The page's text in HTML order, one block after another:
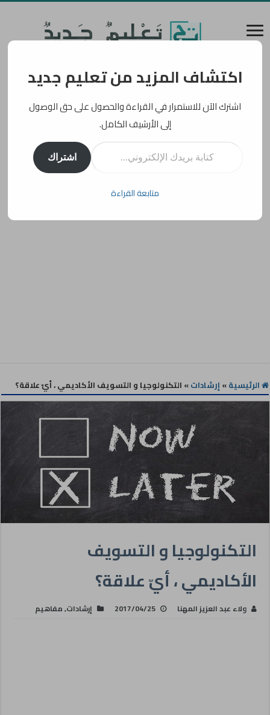
الرئيسية» إرشادات» التكنولوجيا و التسويف الأكاديمي ، أيّ علاقة؟
التكنولوجيا و التسويف
الأكاديمي ، أيّ علاقة؟
ولاء عبد العزيز المهنا 2017/04/25 إرشادات,مفاهيم
اكتشاف المزيد من تعليم جديد
اشترك الآن للاستمرار في القراءة والحصول على حق الوصول
إلى الأرشيف الكامل.
كتابة بريدك الإلكتروني...
اشتراك
متابعة القراءة